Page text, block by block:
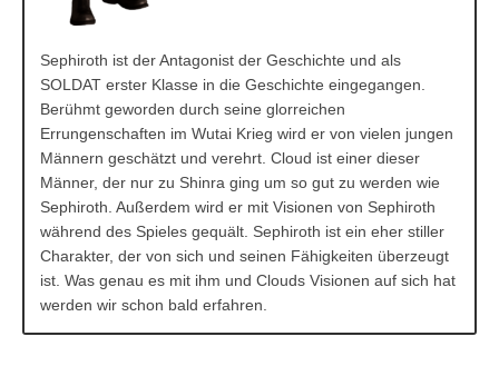
Sephiroth ist der Antagonist der Geschichte und als
SOLDAT erster Klasse in die Geschichte eingegangen.
Berühmt geworden durch seine glorreichen
Errungenschaften im Wutai Krieg wird er von vielen jungen
Männern geschätzt und verehrt. Cloud ist einer dieser
Männer, der nur zu Shinra ging um so gut zu werden wie
Sephiroth. Außerdem wird er mit Visionen von Sephiroth
während des Spieles gequält. Sephiroth ist ein eher stiller
Charakter, der von sich und seinen Fähigkeiten überzeugt
ist. Was genau es mit ihm und Clouds Visionen auf sich hat
werden wir schon bald erfahren.